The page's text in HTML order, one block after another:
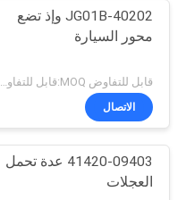
40202-JG01B وإذ تضع
محور السيارة
قابل للتفاوض MOQ:قابل للتفاوض
الاتصال
41420-09403 عدة تحمل
العجلات